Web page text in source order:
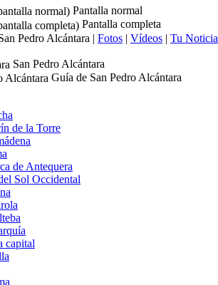
Pantalla normal
Pantalla completa
Pedro Alcántara | Fotos | Vídeos | Tu Noticia
San Pedro Alcántara
Guía de San Pedro Alcántara
de la Torre
de Antequera
Sol Occidental
capital